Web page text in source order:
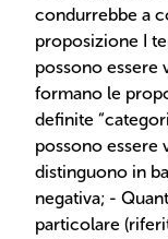
condurrebbe a
proposizione I
possono essere
formano le
definite
possono essere
distinguono in
negativa; -
particolare